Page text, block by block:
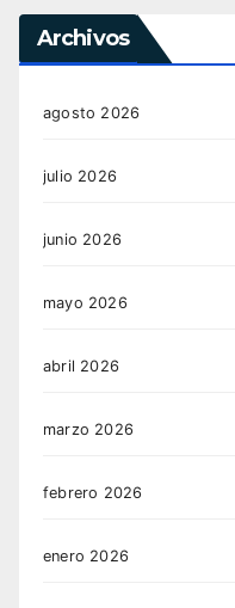
Archivos
agosto 2026
julio 2026
junio 2026
mayo 2026
abril 2026
marzo 2026
febrero 2026
enero 2026